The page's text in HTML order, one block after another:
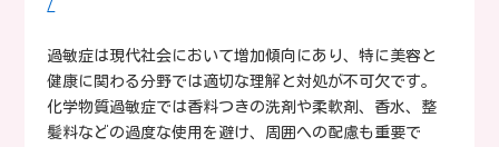
/
過敏症は現代社会において増加傾向にあり、特に美容と
健康に関わる分野では適切な理解と対処が不可欠です。
化学物質過敏症では香料つきの洗剤や柔軟剤、香水、整
髪料などの過度な使用を避け、周囲への配慮も重要で